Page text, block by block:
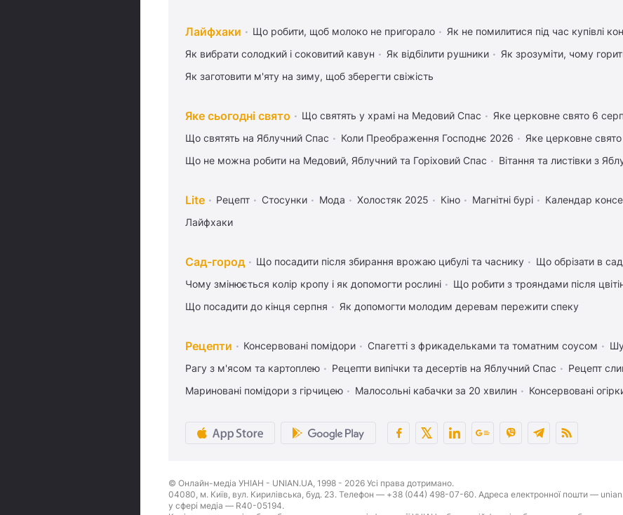
Лайфхаки Що робити, щоб молоко не пригорало Як не помилитися під час купівлі
Як вибрати солодкий і соковитий кавун
Як відбілити рушники
Як зрозуміти, чому
Як заготовити м'яту на зиму, щоб зберегти свіжість
Яке сьогодні свято Що святять у храмі на Медовий Спас Яке церковне свято 6
Що святять на Яблучний Спас
Коли Преображення Господнє 2026
Яке церковне
Що не можна робити на Медовий, Яблучний та Горіховий Спас
Вітання та листівки з
Lite Рецепт Стосунки Мода Холостяк 2025 Кіно Магнітні бурі Календар
Лайфхаки
Сад-город Що посадити після збирання врожаю цибулі та часнику
Що обрізати в
Чому змінюється колір кропу і як допомогти рослині
Що робити з трояндами після
Що посадити до кінця серпня
Як допомогти молодим деревам пережити спеку
Рецепти Консервовані помідори Спагетті з фрикадельками та томатним соусом
Рагу з м'ясом та картоплею
Рецепти випічки та десертів на Яблучний Спас
Рецепт
Мариновані помідори з гірчицею
Малосольні кабачки за 20 хвилин Консервовані
© Онлайн-медіа УНІАН - UNIAN.UA, 1998 - 2026 Усі права дотримано.
04080, м. Київ, вул. Кирилівська, буд. 23. Телефон — +38 (044) 498-07-60. Адреса електронної пошти —
у сфері медіа — R40-05194.